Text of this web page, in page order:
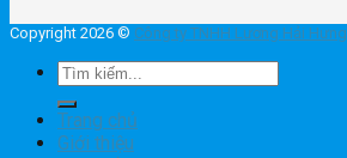
Copyright 2026 © Công ty TNHH Lương Hải Hưng
Tìm
Trang chủ
Giới thiệu